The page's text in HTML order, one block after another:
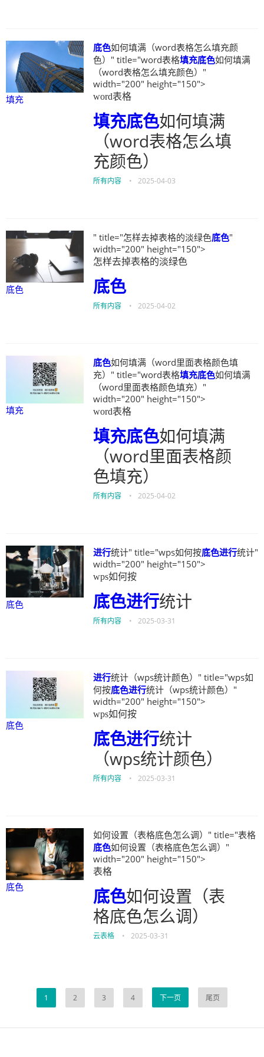
填充
底色如何填满（word表格怎么填充颜
色）" title="word表格填充底色如何填满
（word表格怎么填充颜色）"
width="200" height="150">
word表格
填充底色如何填满
（word表格怎么填
充颜色）
所有内容 • 2025-04-03
底色
" title="怎样去掉表格的淡绿色底色"
width="200" height="150">
怎样去掉表格的淡绿色
底色
所有内容 • 2025-04-02
填充
底色如何填满（word里面表格颜色填
充）" title="word表格填充底色如何填满
（word里面表格颜色填充）"
width="200" height="150">
word表格
填充底色如何填满
（word里面表格颜
色填充）
所有内容 • 2025-04-02
底色
进行统计" title="wps如何按底色进行统计"
width="200" height="150">
wps如何按
底色进行统计
所有内容 • 2025-03-31
底色
进行统计（wps统计颜色）" title="wps如
何按底色进行统计（wps统计颜色）"
width="200" height="150">
wps如何按
底色进行统计
（wps统计颜色）
所有内容 • 2025-03-31
底色
如何设置（表格底色怎么调）" title="表格
底色如何设置（表格底色怎么调）"
width="200" height="150">
表格
底色如何设置（表
格底色怎么调）
云表格 • 2025-03-31
1 2 3 4 下一页 尾页